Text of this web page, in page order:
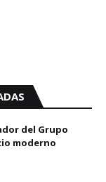
del Grupo
moderno